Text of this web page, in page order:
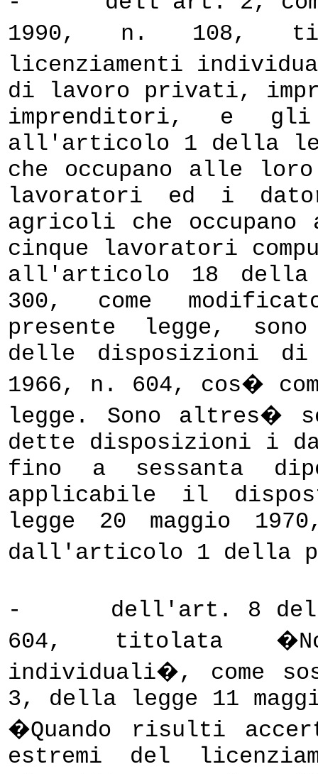
1990, n. 108,
licenziamenti
di lavoro privati,
imprenditori, e
all'articolo 1 della
che occupano alle
lavoratori ed i
agricoli che
cinque lavoratori
all'articolo 18 della
300, come
presente legge,
delle disposizioni
1966, n. 604, cos�
legge. Sono altres�
dette disposizioni i
fino a sessanta
applicabile il
legge 20 maggio
dall'articolo 1 della
-
dell'art. 8
604, titolata
individuali�, come
3, della legge 11
�Quando risulti
estremi del